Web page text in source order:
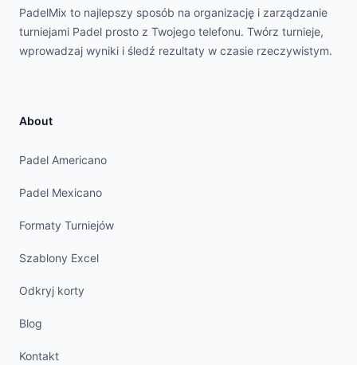
PadelMix to najlepszy sposób na organizację i zarządzanie
turniejami Padel prosto z Twojego telefonu. Twórz turnieje,
wprowadzaj wyniki i śledź rezultaty w czasie rzeczywistym.
About
Padel Americano
Padel Mexicano
Formaty Turniejów
Szablony Excel
Odkryj korty
Blog
Kontakt